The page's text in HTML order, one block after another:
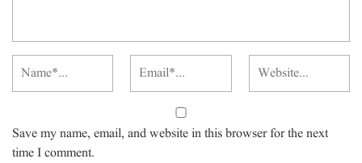
Save my name, email, and website in this browser for the next
time I comment.